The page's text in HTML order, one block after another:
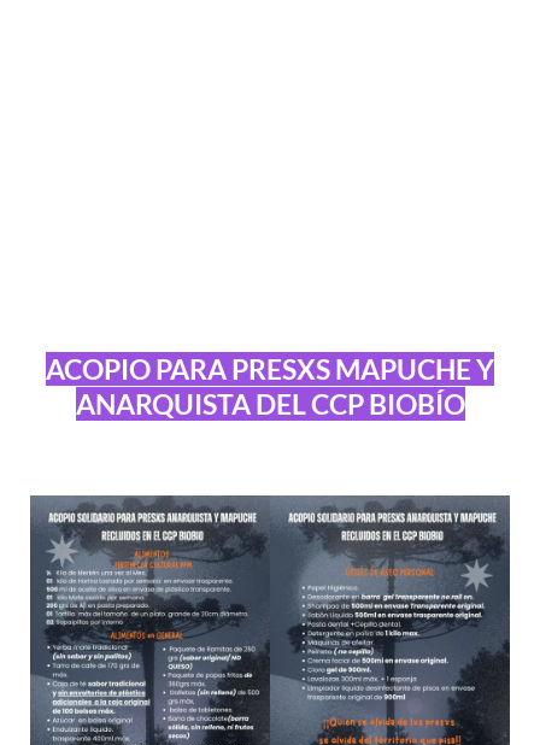
ACOPIO PARA PRESXS MAPUCHE Y
ANARQUISTA DEL CCP BIOBÍO